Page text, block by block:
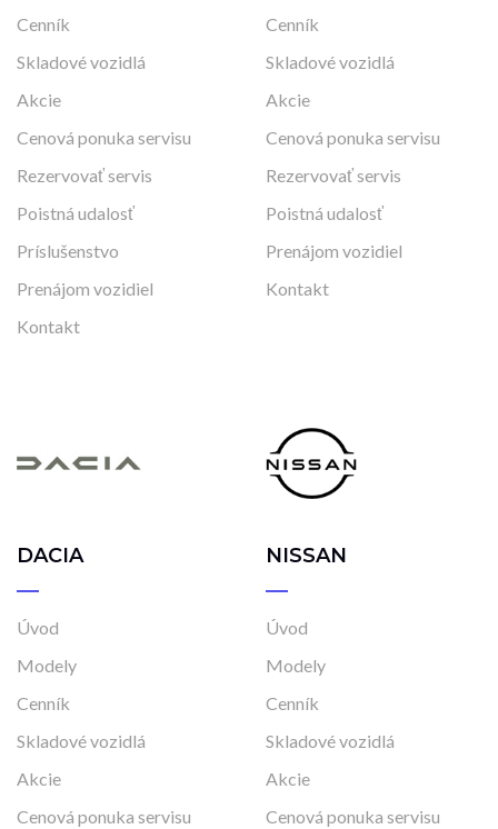
Cenník
Skladové vozidlá
Akcie
Cenová ponuka servisu
Rezervovať servis
Poistná udalosť
Príslušenstvo
Prenájom vozidiel
Kontakt
Cenník
Skladové vozidlá
Akcie
Cenová ponuka servisu
Rezervovať servis
Poistná udalosť
Prenájom vozidiel
Kontakt
DACIA
Úvod
Modely
Cenník
Skladové vozidlá
Akcie
Cenová ponuka servisu
NISSAN
Úvod
Modely
Cenník
Skladové vozidlá
Akcie
Cenová ponuka servisu